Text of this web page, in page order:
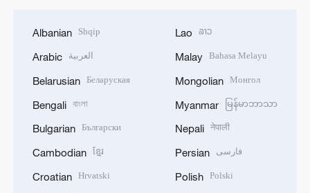
Albanian Shqip
Arabic العربية
Belarusian Беларуская
Bengali বাংলা
Bulgarian Български
Cambodian ខ្មែរ
Croatian Hrvatski
Lao ລາວ
Malay Bahasa Melayu
Mongolian Монгол
Myanmar မြန်မာဘာသာ
Nepali नेपाली
Persian فارسی
Polish Polski